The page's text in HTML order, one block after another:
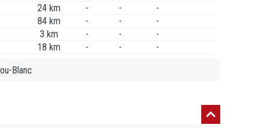
24 km - -
-
84 km - -
-
3 km - -
-
18 km - - -
Blanc